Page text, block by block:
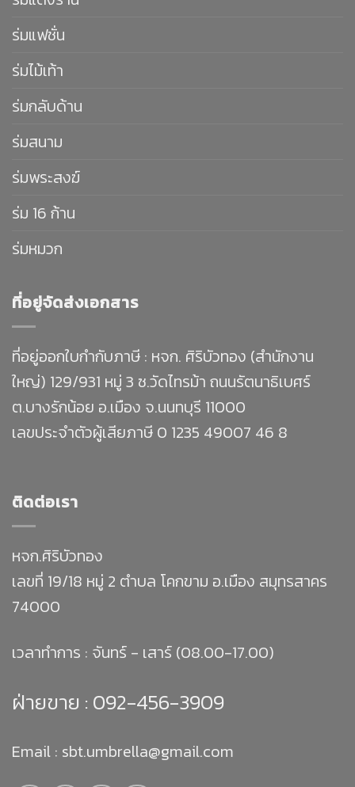
ร่มแฟชั่น
ร่มไม้เท้า
ร่มกลับด้าน
ร่มสนาม
ร่มพระสงฆ์
ร่ม 16 ก้าน
ร่มหมวก
ที่อยู่จัดส่งเอกสาร
ที่อยู่ออกใบกำกับภาษี : หจก. ศิริบัวทอง (สำนักงาน
ใหญ่) 129/931 หมู่ 3 ซ.วัดไทรม้า ถนนรัตนาธิเบศร์
ต.บางรักน้อย อ.เมือง จ.นนทบุรี 11000
เลขประจำตัวผู้เสียภาษี 0 1235 49007 46 8
ติดต่อเรา
หจก.ศิริบัวทอง
เลขที่ 19/18 หมู่ 2 ตำบล โคกขาม อ.เมือง สมุทรสาคร
74000
เวลาทำการ : จันทร์ - เสาร์ (08.00-17.00)
ฝ่ายขาย : 092-456-3909
Email : sbt.umbrella@gmail.com